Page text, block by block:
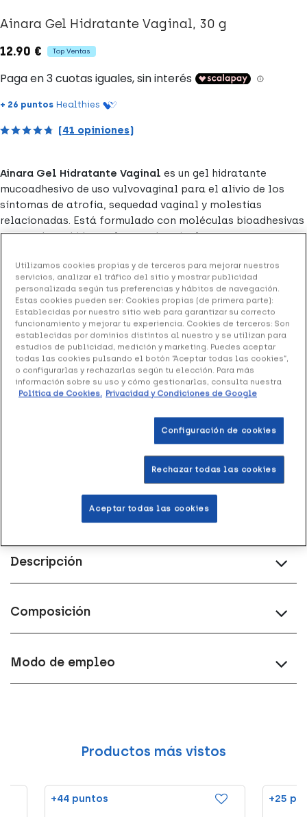
Ainara Gel Hidratante Vaginal, 30 g
12.90 €
Top Ventas
+ 26 puntos Healthies
(41 opiniones)
Ainara Gel Hidratante Vaginal es un gel hidratante
mucoadhesivo de uso vulvovaginal para el alivio de los
síntomas de atrofia, sequedad vaginal y molestias
relacionadas. Está formulado con moléculas bioadhesivas
que ayudan a hidratar la pared vaginal.
Formato tubo de 30 g.
Añadir a la Wishlist
Entrega rápida y gratuita en farmacia
puntos Healthies
Descripción
Composición
Modo de empleo
Productos más vistos
+44 puntos +25
Utilizamos cookies propias y de terceros para mejorar nuestros
servicios, analizar el tráfico del sitio y mostrar publicidad
personalizada según tus preferencias y hábitos de navegación.
Estas cookies pueden ser: Cookies propias (de primera parte):
Establecidas por nuestro sitio web para garantizar su correcto
funcionamiento y mejorar tu experiencia. Cookies de terceros: Son
establecidas por dominios distintos al nuestro y se utilizan para
estudios de publicidad, medición y marketing. Puedes aceptar
todas las cookies pulsando el botón “Aceptar todas las cookies”,
o configurarlas y rechazarlas según tu elección. Para más
información sobre su uso y cómo gestionarlas, consulta nuestra
Política de Cookies. Privacidad y Condiciones de Google
Configuración de cookies
Rechazar todas las cookies
Aceptar todas las cookies